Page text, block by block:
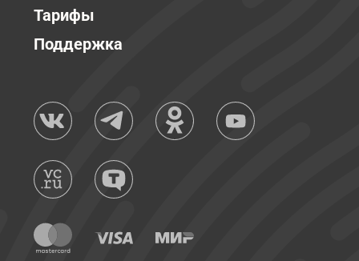
Тарифы
Поддержка